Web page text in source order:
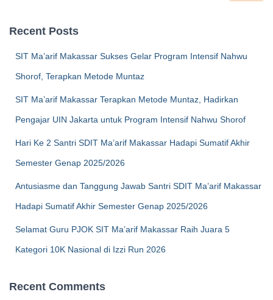
Recent Posts
SIT Ma’arif Makassar Sukses Gelar Program Intensif Nahwu
Shorof, Terapkan Metode Muntaz
SIT Ma’arif Makassar Terapkan Metode Muntaz, Hadirkan
Pengajar UIN Jakarta untuk Program Intensif Nahwu Shorof
Hari Ke 2 Santri SDIT Ma’arif Makassar Hadapi Sumatif Akhir
Semester Genap 2025/2026
Antusiasme dan Tanggung Jawab Santri SDIT Ma’arif Makassar
Hadapi Sumatif Akhir Semester Genap 2025/2026
Selamat Guru PJOK SIT Ma’arif Makassar Raih Juara 5
Kategori 10K Nasional di Izzi Run 2026
Recent Comments